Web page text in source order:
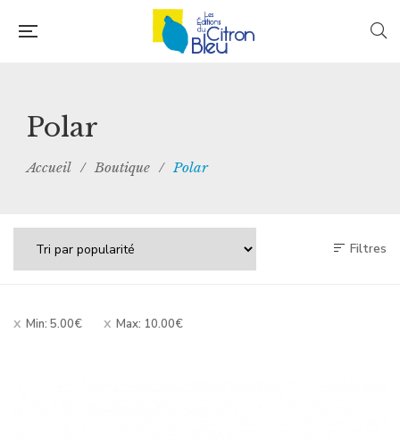
Polar
Accueil / Boutique / Polar
Filtres
Min: 5.00€ Max: 10.00€